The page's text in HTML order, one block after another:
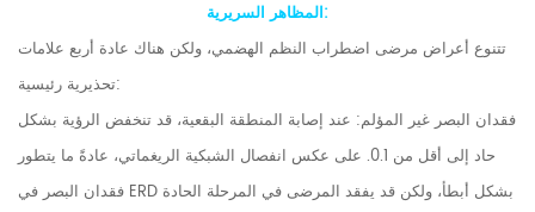
المظاهر السريرية:
تتنوع أعراض مرضى اضطراب النظم الهضمي، ولكن هناك عادة أربع علامات
تحذيرية رئيسية:
فقدان البصر غير المؤلم: عند إصابة المنطقة البقعية، قد تنخفض الرؤية بشكل
حاد إلى أقل من 0.1. على عكس انفصال الشبكية الريغماتي، عادةً ما يتطور
فقدان البصر في ERD بشكل أبطأ، ولكن قد يفقد المرضى في المرحلة الحادة